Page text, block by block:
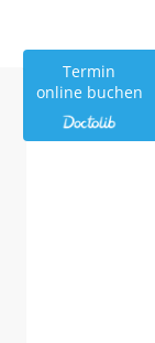
Termin
online buchen